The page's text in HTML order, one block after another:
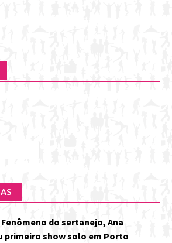
Fenômeno do sertanejo, Ana
primeiro show solo em Porto